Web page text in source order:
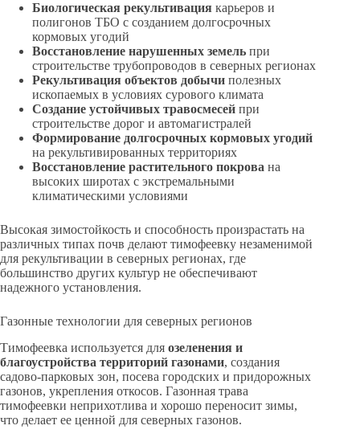
Биологическая рекультивация карьеров и
полигонов ТБО с созданием долгосрочных
кормовых угодий
Восстановление нарушенных земель при
строительстве трубопроводов в северных регионах
Рекультивация объектов добычи полезных
ископаемых в условиях сурового климата
Создание устойчивых травосмесей при
строительстве дорог и автомагистралей
Формирование долгосрочных кормовых угодий
на рекультивированных территориях
Восстановление растительного покрова на
высоких широтах с экстремальными
климатическими условиями
Высокая зимостойкость и способность произрастать на
различных типах почв делают тимофеевку незаменимой
для рекультивации в северных регионах, где
большинство других культур не обеспечивают
надежного установления.
Газонные технологии для северных регионов
Тимофеевка используется для озеленения и
благоустройства территорий газонами, создания
садово-парковых зон, посева городских и придорожных
газонов, укрепления откосов. Газонная трава
тимофеевки неприхотлива и хорошо переносит зимы,
что делает ее ценной для северных газонов.